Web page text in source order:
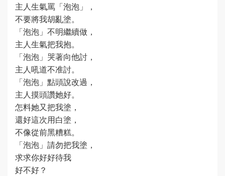
主人生氣罵「泡泡」，
不要將我胡亂塗。
「泡泡」不明繼續做，
主人生氣把我抱。
「泡泡」哭著向他討，
主人吼道不准討。
「泡泡」點頭說改過，
主人摸頭讚她好。
怎料她又把我塗，
還好這次用白塗，
不像從前黑糟糕。
「泡泡」請勿把我塗，
求求你好好待我
好不好？